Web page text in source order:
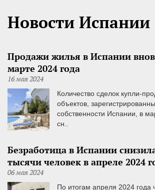
Новости Испании
Продажи жилья в Испании
марте 2024 года
16 мая 2024
Количество сделок купли-
объектов,
собственности Испании, в
сн..
Безработица в Испании
тысячи человек в апреле 2024
06 мая 2024
По итогам апреля 2024 года